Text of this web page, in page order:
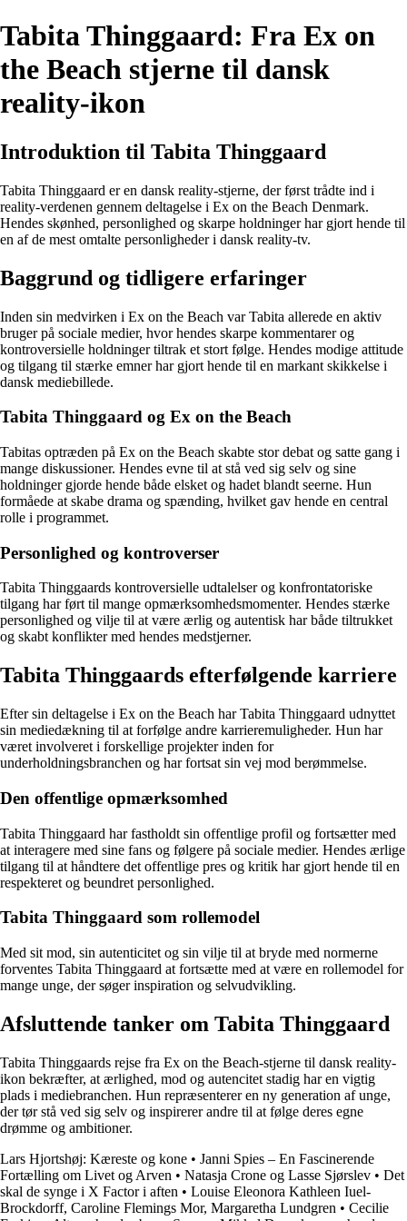
Tabita Thinggaard: Fra Ex on
the Beach stjerne til dansk
reality-ikon
Introduktion til Tabita Thinggaard
Tabita Thinggaard er en dansk reality-stjerne, der først trådte ind i
reality-verdenen gennem deltagelse i Ex on the Beach Denmark.
Hendes skønhed, personlighed og skarpe holdninger har gjort hende til
en af de mest omtalte personligheder i dansk reality-tv.
Baggrund og tidligere erfaringer
Inden sin medvirken i Ex on the Beach var Tabita allerede en aktiv
bruger på sociale medier, hvor hendes skarpe kommentarer og
kontroversielle holdninger tiltrak et stort følge. Hendes modige attitude
og tilgang til stærke emner har gjort hende til en markant skikkelse i
dansk mediebillede.
Tabita Thinggaard og Ex on the Beach
Tabitas optræden på Ex on the Beach skabte stor debat og satte gang i
mange diskussioner. Hendes evne til at stå ved sig selv og sine
holdninger gjorde hende både elsket og hadet blandt seerne. Hun
formåede at skabe drama og spænding, hvilket gav hende en central
rolle i programmet.
Personlighed og kontroverser
Tabita Thinggaards kontroversielle udtalelser og konfrontatoriske
tilgang har ført til mange opmærksomhedsmomenter. Hendes stærke
personlighed og vilje til at være ærlig og autentisk har både tiltrukket
og skabt konflikter med hendes medstjerner.
Tabita Thinggaards efterfølgende karriere
Efter sin deltagelse i Ex on the Beach har Tabita Thinggaard udnyttet
sin mediedækning til at forfølge andre karrieremuligheder. Hun har
været involveret i forskellige projekter inden for
underholdningsbranchen og har fortsat sin vej mod berømmelse.
Den offentlige opmærksomhed
Tabita Thinggaard har fastholdt sin offentlige profil og fortsætter med
at interagere med sine fans og følgere på sociale medier. Hendes ærlige
tilgang til at håndtere det offentlige pres og kritik har gjort hende til en
respekteret og beundret personlighed.
Tabita Thinggaard som rollemodel
Med sit mod, sin autenticitet og sin vilje til at bryde med normerne
forventes Tabita Thinggaard at fortsætte med at være en rollemodel for
mange unge, der søger inspiration og selvudvikling.
Afsluttende tanker om Tabita Thinggaard
Tabita Thinggaards rejse fra Ex on the Beach-stjerne til dansk reality-
ikon bekræfter, at ærlighed, mod og autencitet stadig har en vigtig
plads i mediebranchen. Hun repræsenterer en ny generation af unge,
der tør stå ved sig selv og inspirerer andre til at følge deres egne
drømme og ambitioner.
Lars Hjortshøj: Kæreste og kone • Janni Spies – En Fascinerende
Fortælling om Livet og Arven • Natasja Crone og Lasse Sjørslev • Det
skal de synge i X Factor i aften • Louise Eleonora Kathleen Iuel-
Brockdorff, Caroline Flemings Mor, Margaretha Lundgren • Cecilie